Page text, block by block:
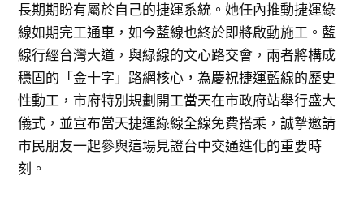
長期期盼有屬於自己的捷運系統。她任內推動捷運綠
線如期完工通車，如今藍線也終於即將啟動施工。藍
線行經台灣大道，與綠線的文心路交會，兩者將構成
穩固的「金十字」路網核心，為慶祝捷運藍線的歷史
性動工，市府特別規劃開工當天在市政府站舉行盛大
儀式，並宣布當天捷運綠線全線免費搭乘，誠摯邀請
市民朋友一起參與這場見證台中交通進化的重要時
刻。